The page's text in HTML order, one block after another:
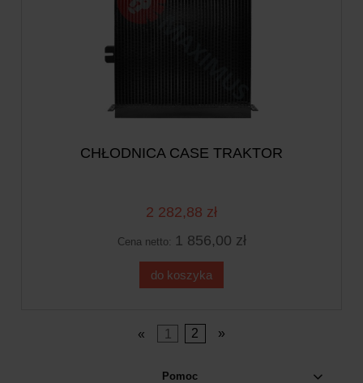
CHŁODNICA CASE TRAKTOR
2 282,88 zł
Cena netto: 1 856,00 zł
do koszyka
« 1 2 »
Pomoc